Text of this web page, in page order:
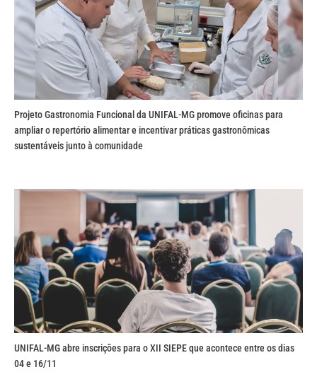
Projeto Gastronomia Funcional da UNIFAL-MG promove oficinas para
ampliar o repertório alimentar e incentivar práticas gastronômicas
sustentáveis junto à comunidade
UNIFAL-MG abre inscrições para o XII SIEPE que acontece entre os dias
04 e 16/11